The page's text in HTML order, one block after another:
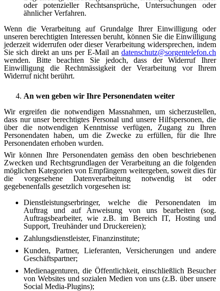
oder potenzieller Rechtsansprüche, Untersuchungen oder
ähnlicher Verfahren.
Wenn die Verarbeitung auf Grundalge Ihrer Einwilligung oder
unseren berechtigten Interessen beruht, können Sie die Einwilligung
jederzeit widerrufen oder dieser Verarbeitung widersprechen, indem
Sie sich direkt an uns per E-Mail an datenschutz​@​sorgentelefon.ch
wenden. Bitte beachten Sie jedoch, dass der Widerruf Ihrer
Einwilligung die Rechtmässigkeit der Verarbeitung vor Ihrem
Widerruf nicht berührt.
An wen geben wir Ihre Personendaten weiter
Wir ergreifen die notwendigen Massnahmen, um sicherzustellen,
dass nur unser berechtigtes Personal und unsere Hilfspersonen, die
über die notwendigen Kenntnisse verfügen, Zugang zu Ihren
Personendaten haben, um die Zwecke zu erfüllen, für die Ihre
Personendaten erhoben wurden.
Wir können Ihre Personendaten gemäss den oben beschriebenen
Zwecken und Rechtsgrundlagen der Verarbeitung an die folgenden
möglichen Kategorien von Empfängern weitergeben, soweit dies für
die vorgesehene Datenverarbeitung notwendig ist oder
gegebenenfalls gesetzlich vorgesehen ist:
Dienstleistungserbringer, welche die Personendaten im
Auftrag und auf Anweisung von uns bearbeiten (sog.
Auftragsbearbeiter, wie z.B. im Bereich IT, Hosting und
Support, Treuhänder und Druckereien);
Zahlungsdienstleister, Finanzinstitute;
Kunden, Partner, Lieferanten, Versicherungen und andere
Geschäftspartner;
Medienagenturen, die Öffentlichkeit, einschließlich Besucher
von Websites und sozialen Medien von uns (z.B. über unsere
Social Media-Plugins);